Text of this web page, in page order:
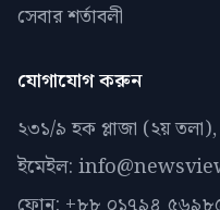
সেবার শর্তাবলী
যোগাযোগ করুন
২৩১/৯ হক প্লাজা (২য় তলা),
ইমেইল: